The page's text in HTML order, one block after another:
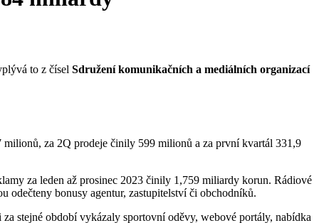
to z čísel Sdružení komunikačních a mediálních organizací
za 2Q prodeje činily 599 milionů a za první kvartál 331,9
za leden až prosinec 2023 činily 1,759 miliardy korun. Rádiové
odečteny bonusy agentur, zastupitelství či obchodníků.
stejné období vykázaly sportovní oděvy, webové portály, nabídka